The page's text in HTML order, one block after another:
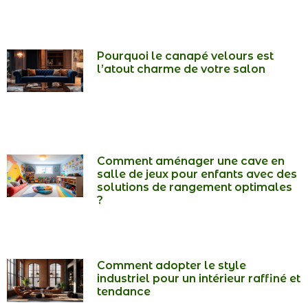
Pourquoi le canapé velours est
l’atout charme de votre salon
Comment aménager une cave en
salle de jeux pour enfants avec des
solutions de rangement optimales
?
Comment adopter le style
industriel pour un intérieur raffiné et
tendance